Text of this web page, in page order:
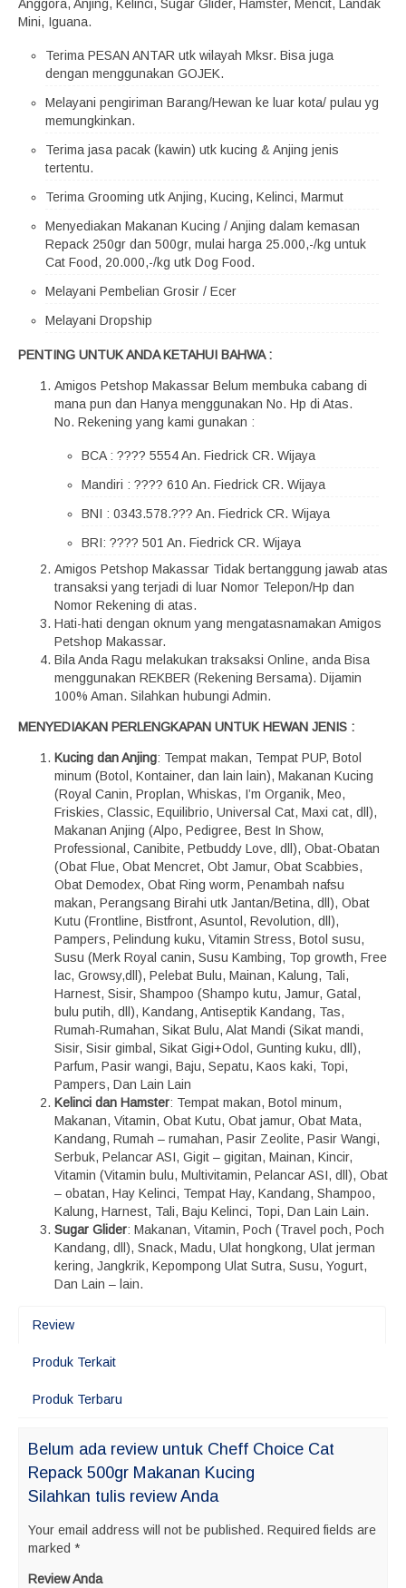
Anggora, Anjing, Kelinci, Sugar Glider, Hamster, Mencit, Landak
Mini, Iguana.
Terima PESAN ANTAR utk wilayah Mksr. Bisa juga
dengan menggunakan GOJEK.
Melayani pengiriman Barang/Hewan ke luar kota/ pulau yg
memungkinkan.
Terima jasa pacak (kawin) utk kucing & Anjing jenis
tertentu.
Terima Grooming utk Anjing, Kucing, Kelinci, Marmut
Menyediakan Makanan Kucing / Anjing dalam kemasan
Repack 250gr dan 500gr, mulai harga 25.000,-/kg untuk
Cat Food, 20.000,-/kg utk Dog Food.
Melayani Pembelian Grosir / Ecer
Melayani Dropship
PENTING UNTUK ANDA KETAHUI BAHWA :
Amigos Petshop Makassar Belum membuka cabang di
mana pun dan Hanya menggunakan No. Hp di Atas.
No. Rekening yang kami gunakan :
BCA : ???? 5554 An. Fiedrick CR. Wijaya
Mandiri : ???? 610 An. Fiedrick CR. Wijaya
BNI : 0343.578.??? An. Fiedrick CR. Wijaya
BRI: ???? 501 An. Fiedrick CR. Wijaya
Amigos Petshop Makassar Tidak bertanggung jawab atas
transaksi yang terjadi di luar Nomor Telepon/Hp dan
Nomor Rekening di atas.
Hati-hati dengan oknum yang mengatasnamakan Amigos
Petshop Makassar.
Bila Anda Ragu melakukan traksaksi Online, anda Bisa
menggunakan REKBER (Rekening Bersama). Dijamin
100% Aman. Silahkan hubungi Admin.
MENYEDIAKAN PERLENGKAPAN UNTUK HEWAN JENIS :
Kucing dan Anjing: Tempat makan, Tempat PUP, Botol
minum (Botol, Kontainer, dan lain lain), Makanan Kucing
(Royal Canin, Proplan, Whiskas, I’m Organik, Meo,
Friskies, Classic, Equilibrio, Universal Cat, Maxi cat, dll),
Makanan Anjing (Alpo, Pedigree, Best In Show,
Professional, Canibite, Petbuddy Love, dll), Obat-Obatan
(Obat Flue, Obat Mencret, Obt Jamur, Obat Scabbies,
Obat Demodex, Obat Ring worm, Penambah nafsu
makan, Perangsang Birahi utk Jantan/Betina, dll), Obat
Kutu (Frontline, Bistfront, Asuntol, Revolution, dll),
Pampers, Pelindung kuku, Vitamin Stress, Botol susu,
Susu (Merk Royal canin, Susu Kambing, Top growth, Free
lac, Growsy,dll), Pelebat Bulu, Mainan, Kalung, Tali,
Harnest, Sisir, Shampoo (Shampo kutu, Jamur, Gatal,
bulu putih, dll), Kandang, Antiseptik Kandang, Tas,
Rumah-Rumahan, Sikat Bulu, Alat Mandi (Sikat mandi,
Sisir, Sisir gimbal, Sikat Gigi+Odol, Gunting kuku, dll),
Parfum, Pasir wangi, Baju, Sepatu, Kaos kaki, Topi,
Pampers, Dan Lain Lain
Kelinci dan Hamster: Tempat makan, Botol minum,
Makanan, Vitamin, Obat Kutu, Obat jamur, Obat Mata,
Kandang, Rumah – rumahan, Pasir Zeolite, Pasir Wangi,
Serbuk, Pelancar ASI, Gigit – gigitan, Mainan, Kincir,
Vitamin (Vitamin bulu, Multivitamin, Pelancar ASI, dll), Obat
– obatan, Hay Kelinci, Tempat Hay, Kandang, Shampoo,
Kalung, Harnest, Tali, Baju Kelinci, Topi, Dan Lain Lain.
Sugar Glider: Makanan, Vitamin, Poch (Travel poch, Poch
Kandang, dll), Snack, Madu, Ulat hongkong, Ulat jerman
kering, Jangkrik, Kepompong Ulat Sutra, Susu, Yogurt,
Dan Lain – lain.
Review
Produk Terkait
Produk Terbaru
Belum ada review untuk Cheff Choice Cat
Repack 500gr Makanan Kucing
Silahkan tulis review Anda
Your email address will not be published. Required fields are
marked *
Review Anda